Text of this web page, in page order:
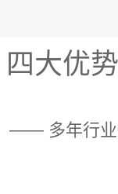
四大优
—— 多年行业